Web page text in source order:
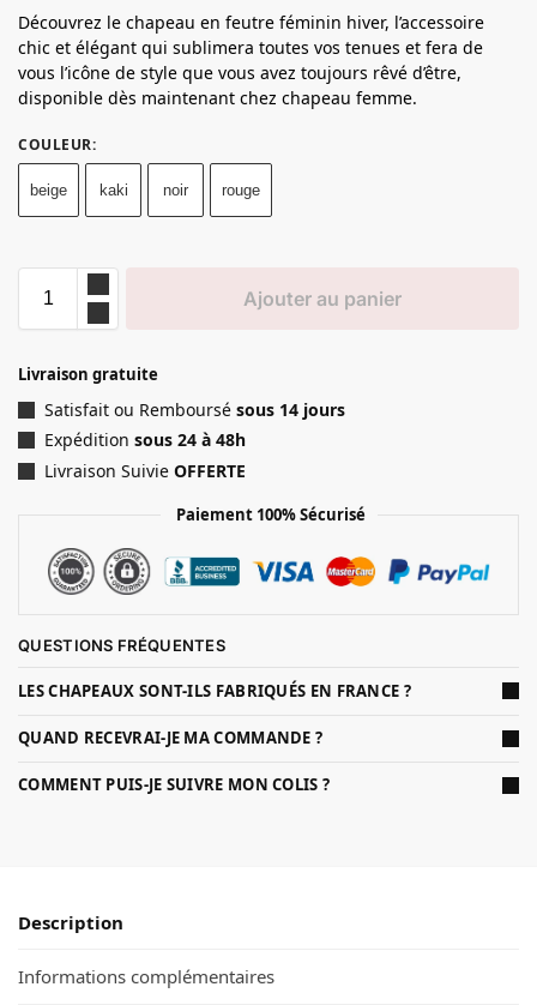
Découvrez le chapeau en feutre féminin hiver, l’accessoire
chic et élégant qui sublimera toutes vos tenues et fera de
vous l’icône de style que vous avez toujours rêvé d’être,
disponible dès maintenant chez chapeau femme.
COULEUR:
beige kaki noir rouge
Ajouter au panier
Livraison gratuite
Satisfait ou Remboursé sous 14 jours
Expédition sous 24 à 48h
Livraison Suivie OFFERTE
Paiement 100% Sécurisé
QUESTIONS FRÉQUENTES
LES CHAPEAUX SONT-ILS FABRIQUÉS EN FRANCE ?
QUAND RECEVRAI-JE MA COMMANDE ?
COMMENT PUIS-JE SUIVRE MON COLIS ?
Description
Informations complémentaires